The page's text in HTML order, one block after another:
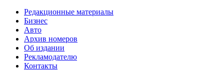
Редакционные материалы
Бизнес
Авто
Архив номеров
Об издании
Рекламодателю
Контакты